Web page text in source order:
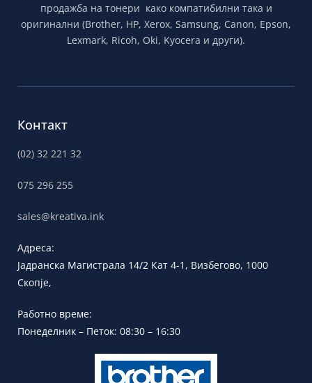
продажба на тонери како компатибилни така и
оригинални (Brother, HP, Xerox, Samsung, Canon, Epson,
Lexmark, Ricoh, Oki, Kyocera и други).
Контакт
(02) 32 221 32
075 296 255
sales@kreativa.ink
Адреса:
Јадранска Магистрала 14/2 Кат 4-1, Визбегово, 1000
Скопје,
Работно време:
Понеделник – Петок: 08:30 – 16:30